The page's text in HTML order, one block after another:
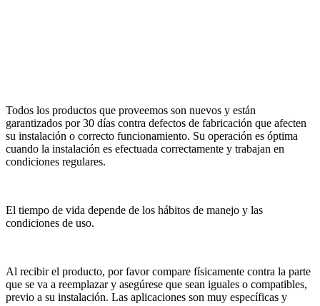
Todos los productos que proveemos son nuevos y están
garantizados por 30 días contra defectos de fabricación que afecten
su instalación o correcto funcionamiento. Su operación es óptima
cuando la instalación es efectuada correctamente y trabajan en
condiciones regulares.
El tiempo de vida depende de los hábitos de manejo y las
condiciones de uso.
Al recibir el producto, por favor compare físicamente contra la parte
que se va a reemplazar y asegúrese que sean iguales o compatibles,
previo a su instalación. Las aplicaciones son muy específicas y